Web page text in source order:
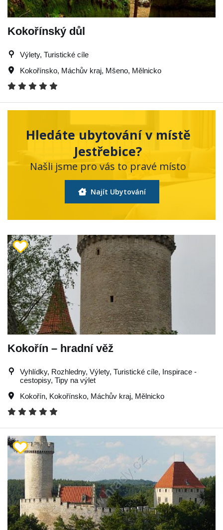
Kokořínský důl
Výlety, Turistické cíle
Kokořínsko, Máchův kraj, Mšeno, Mělnicko
Hledáte ubytování v místě
Jestřebice?
Našli jsme pro vás to pravé místo
Najít Ubytování
Kokořín – hradní věž
Vyhlídky, Rozhledny, Výlety, Turistické cíle, Inspirace -
cestopisy, Tipy na výlet
Kokořín, Kokořínsko, Máchův kraj, Mělnicko